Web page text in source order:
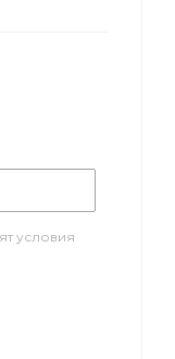
условия